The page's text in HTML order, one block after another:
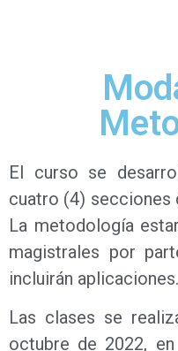
El curso se
cuatro (4) secciones
La metodología
magistrales por
incluirán aplicaciones.
Las clases se
octubre de 2022,